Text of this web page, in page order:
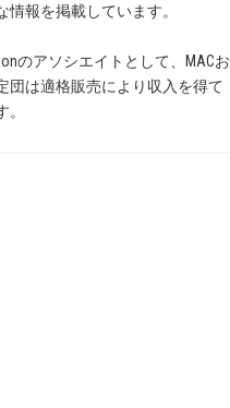
情報を掲載しています。
のアソシエイトとして、MACお
団は適格販売により収入を得て
。